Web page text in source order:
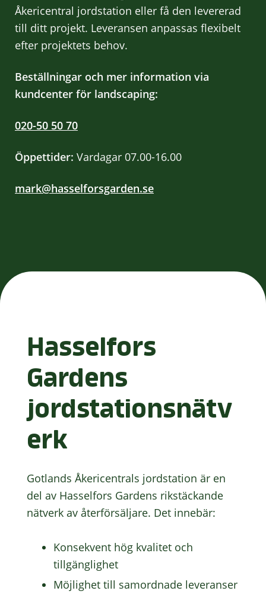
Åkericentral jordstation eller få den levererad
till ditt projekt. Leveransen anpassas flexibelt
efter projektets behov.
Beställningar och mer information via
kundcenter för landscaping:
020-50 50 70
Öppettider: Vardagar 07.00-16.00
mark@hasselforsgarden.se
Hasselfors
Gardens
jordstationsnätv
erk
Gotlands Åkericentrals jordstation är en
del av Hasselfors Gardens rikstäckande
nätverk av återförsäljare. Det innebär:
Konsekvent hög kvalitet och
tillgänglighet
Möjlighet till samordnade leveranser